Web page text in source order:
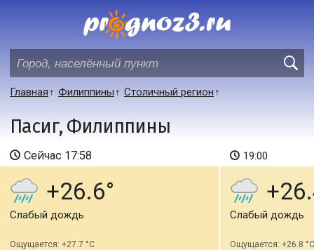
Главная Филиппины Столичный регион
Пасиг, Филиппины
Сейчас 17:58
+26.6
Слабый дождь
Ощущается: +27.7 °C
19:00
Слабый дождь
Ощущается: +26.8 °C